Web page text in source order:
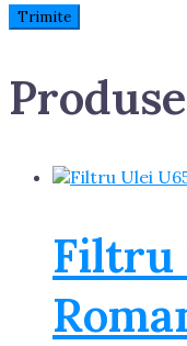
Filtru